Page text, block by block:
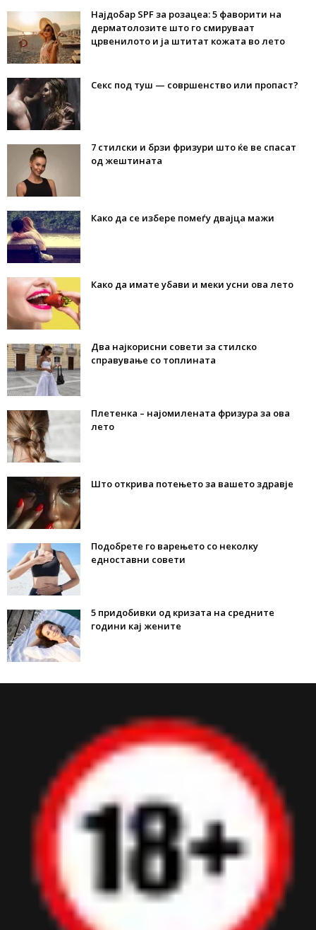
Најдобар SPF за розацеа: 5 фаворити на
дерматолозите што го смируваат
црвенилото и ја штитат кожата во лето
Секс под туш — совршенство или пропаст?
7 стилски и брзи фризури што ќе ве спасат
од жештината
Како да се избере помеѓу двајца мажи
Како да имате убави и меки усни ова лето
Два најкорисни совети за стилско
справување со топлината
Плетенка – најомилената фризура за ова
лето
Што открива потењето за вашето здравје
Подобрете го варењето со неколку
едноставни совети
5 придобивки од кризата на средните
години кај жените